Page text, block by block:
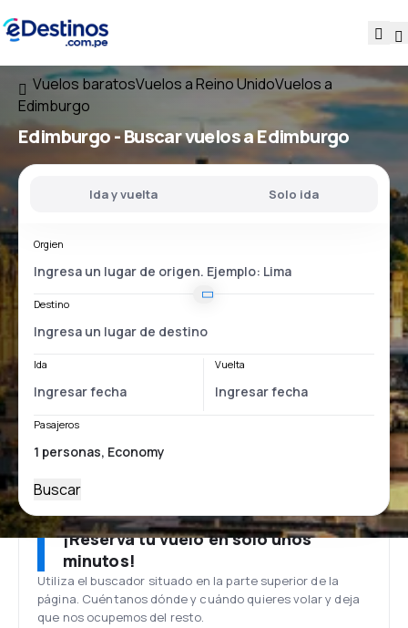
Vuelos baratosVuelos a Reino UnidoVuelos a
Edimburgo
Edimburgo - Buscar vuelos a Edimburgo
Ida y vuelta Solo ida
Orgien
Destino
Ida Vuelta
Pasajeros
Buscar
¡Reserva tu vuelo en solo unos
minutos!
Utiliza el buscador situado en la parte superior de la
página. Cuéntanos dónde y cuándo quieres volar y deja
que nos ocupemos del resto.